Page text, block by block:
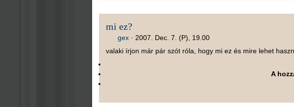
mi ez?
gex· 2007. Dec. 7. (P), 19.00
valaki írjon már pár szót róla, hogy mi ez és mire lehet
A